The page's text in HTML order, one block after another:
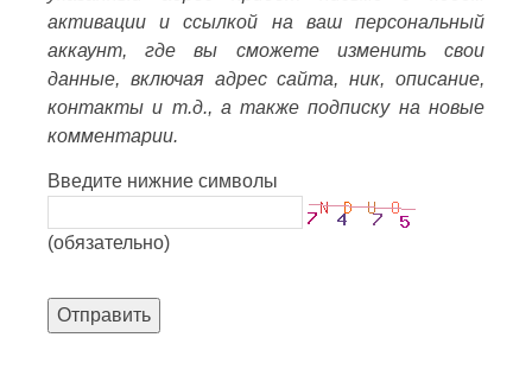
активации и ссылкой на ваш персональный
аккаунт, где вы сможете изменить свои
данные, включая адрес сайта, ник, описание,
контакты и т.д., а также подписку на новые
комментарии.
Введите нижние символы
(обязательно)
Отправить